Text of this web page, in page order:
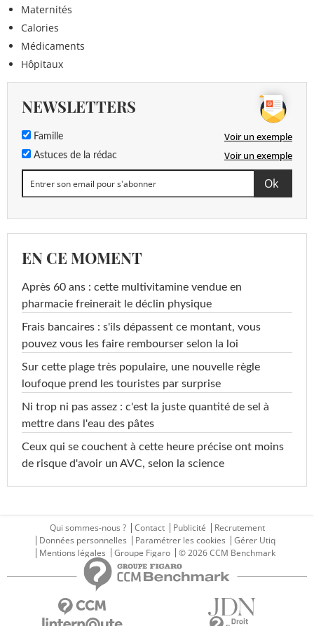
Maternités
Calories
Médicaments
Hôpitaux
NEWSLETTERS
Famille Voir un exemple
Astuces de la rédac Voir un exemple
EN CE MOMENT
Après 60 ans : cette multivitamine vendue en
pharmacie freinerait le déclin physique
Frais bancaires : s'ils dépassent ce montant, vous
pouvez vous les faire rembourser selon la loi
Sur cette plage très populaire, une nouvelle règle
loufoque prend les touristes par surprise
Ni trop ni pas assez : c'est la juste quantité de sel à
mettre dans l'eau des pâtes
Ceux qui se couchent à cette heure précise ont moins
de risque d'avoir un AVC, selon la science
Qui sommes-nous ? Contact Publicité
Recrutement
Données personnelles
Paramétrer les cookies
Gérer Utiq
Mentions légales
Groupe Figaro © 2026 CCM Benchmark